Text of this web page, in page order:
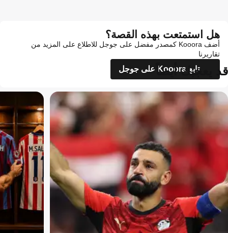
هل استمتعت بهذه القصة؟
أضف Kooora كمصدر مفضل على جوجل للاطلاع على المزيد من
تقاريرنا
تابع Kooora على جوجل
قد يعجبك أيضاً